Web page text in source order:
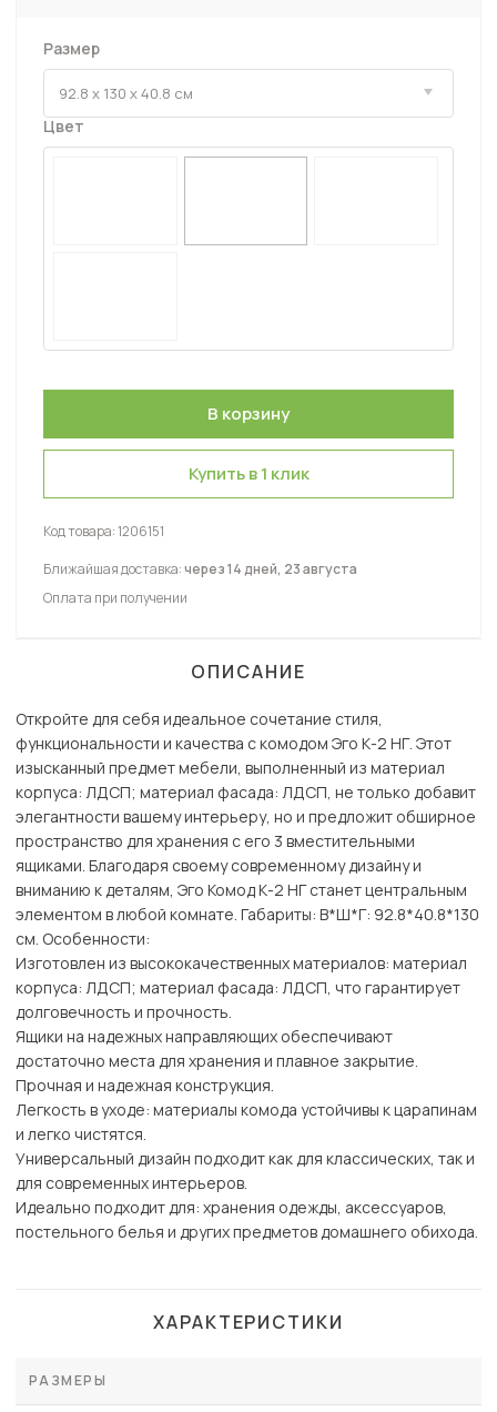
Размер
Цвет
Купить в 1 клик
Код товара:1206151
Ближайшая доставка:через 14 дней, 23 августа
Оплата при получении
ОПИСАНИЕ
Откройте для себя идеальное сочетание стиля,
функциональности и качества с комодом Эго К-2 НГ. Этот
изысканный предмет мебели, выполненный из материал
корпуса: ЛДСП; материал фасада: ЛДСП, не только добавит
элегантности вашему интерьеру, но и предложит обширное
пространство для хранения с его 3 вместительными
ящиками. Благодаря своему современному дизайну и
вниманию к деталям, Эго Комод К-2 НГ станет центральным
элементом в любой комнате. Габариты: В*Ш*Г: 92.8*40.8*130
см. Особенности:
Изготовлен из высококачественных материалов: материал
корпуса: ЛДСП; материал фасада: ЛДСП, что гарантирует
долговечность и прочность.
Ящики на надежных направляющих обеспечивают
достаточно места для хранения и плавное закрытие.
Прочная и надежная конструкция.
Легкость в уходе: материалы комода устойчивы к царапинам
и легко чистятся.
Универсальный дизайн подходит как для классических, так и
для современных интерьеров.
Идеально подходит для: хранения одежды, аксессуаров,
постельного белья и других предметов домашнего обихода.
ХАРАКТЕРИСТИКИ
РАЗМЕРЫ